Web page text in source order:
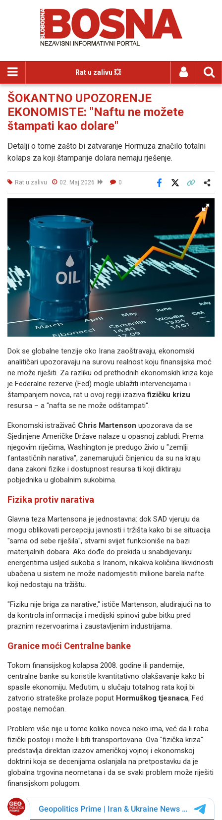
Rat u zalivu 💥
ŠOKANTNO UPOZORENJE
EKONOMISTE: "Naftu ne možete
štampati kao dolare"
Detalji o tome zašto bi zatvaranje Hormuza značilo totalni
kolaps za koji štamparije dolara nemaju rješenje.
Rat u zalivu 02. Maj 2026 0
Facebook
Dok se globalne tenzije oko Irana zaoštravaju, ekonomski
analitičari upozoravaju na surovu realnost koju finansijska moć
ne može riješiti. Za razliku od prethodnih ekonomskih kriza koje
je Federalne rezerve (Fed) mogle ublažiti intervencijama i
štampanjem novca, rat u ovoj regiji izazivafizičku krizu
resursa – a "nafta se ne može odštampati".
Ekonomski istraživač Chris Martenson upozorava da se
Sjedinjene Američke Države nalaze u opasnoj zabludi. Prema
njegovim riječima, Washington je predugo živio u "zemlji
fantastičnih narativa", zanemarujući činjenicu da su na kraju
dana zakoni fizike i dostupnost resursa ti koji diktiraju
pobjednika u globalnim sukobima.
Fizika protiv narativa
Glavna teza Martensona je jednostavna: dok SAD vjeruju da
mogu oblikovati percepciju javnosti i tržišta kako bi se situacija
"sama od sebe riješila", stvarni svijet funkcioniše na bazi
materijalnih dobara. Ako dođe do prekida u snabdijevanju
energentima usljed sukoba s Iranom, nikakva količina likvidnosti
ubačena u sistem ne može nadomjestiti milione barela nafte
koji nedostaju na tržištu.
"Fiziku nije briga za narative," ističe Martenson, aludirajući na to
da kontrola informacija i medijski spinovi gube bitku pred
praznim rezervoarima i zaustavljenim industrijama.
Granice moći Centralne banke
Tokom finansijskog kolapsa 2008. godine ili pandemije,
centralne banke su koristile kvantitativno olakšavanje kako bi
spasile ekonomiju. Međutim, u slučaju totalnog rata koji bi
zatvorio strateške prolaze poput Hormuškog tjesnaca, Fed
postaje nemoćan.
Problem više nije u tome koliko novca neko ima, već da li roba
fizički postoji i može li biti transportovana. Ova "fizička kriza"
predstavlja direktan izazov američkoj vojnoj i ekonomskoj
doktrini koja se decenijama oslanjala na pretpostavku da je
globalna trgovina neometana i da se svaki problem može riješiti
finansijskom polugom.